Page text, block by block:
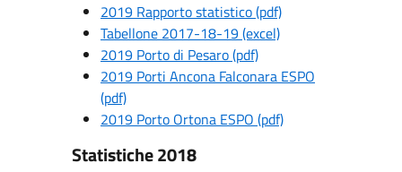
2019 Rapporto statistico (pdf)
Tabellone 2017-18-19 (excel)
2019 Porto di Pesaro (pdf)
2019 Porti Ancona Falconara ESPO
(pdf)
2019 Porto Ortona ESPO (pdf)
Statistiche 2018